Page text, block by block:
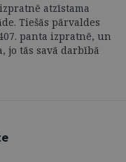
atzīstama
Tiešās pārvaldes
panta izpratnē, un
jo tās savā darbībā